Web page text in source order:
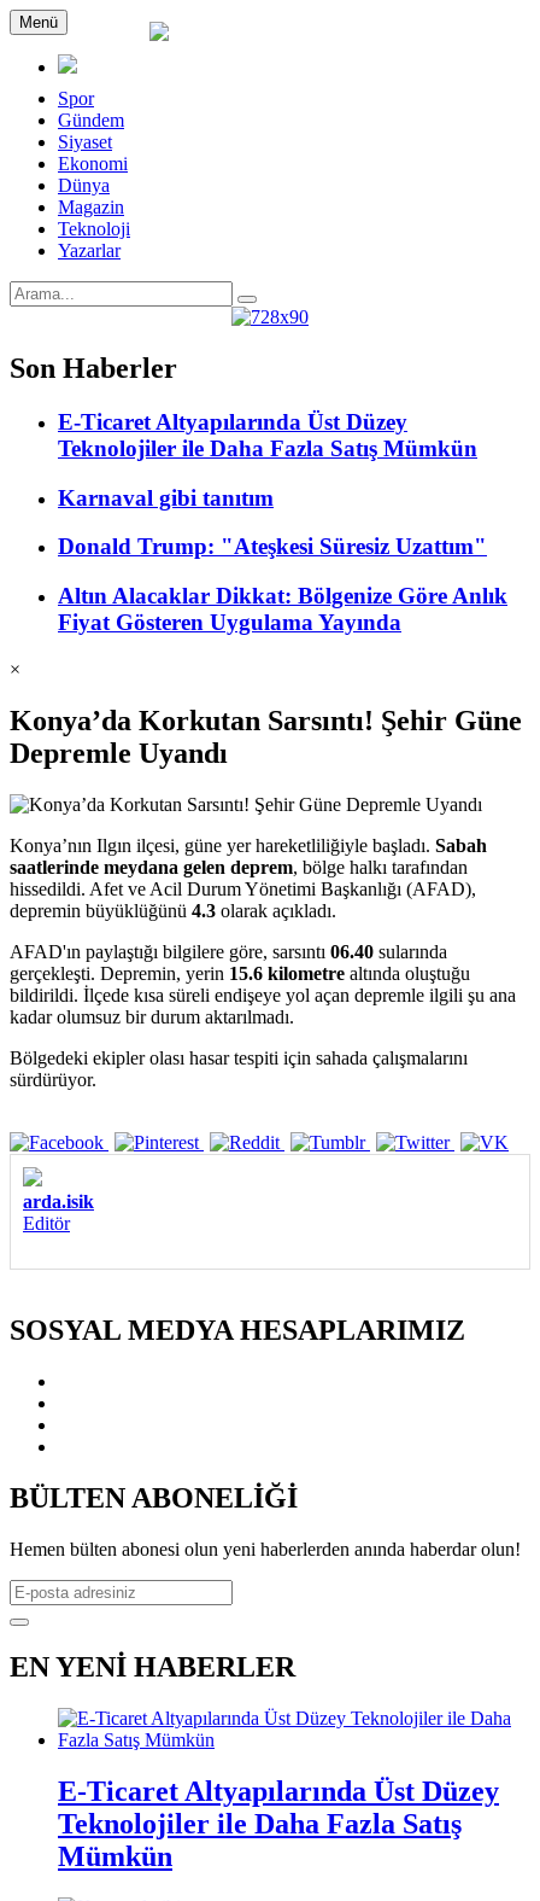
Menü
Spor
Gündem
Siyaset
Ekonomi
Dünya
Magazin
Teknoloji
Yazarlar
Son Haberler
E-Ticaret Altyapılarında Üst Düzey
Teknolojiler ile Daha Fazla Satış Mümkün
Karnaval gibi tanıtım
Donald Trump: "Ateşkesi Süresiz Uzattım"
Altın Alacaklar Dikkat: Bölgenize Göre Anlık
Fiyat Gösteren Uygulama Yayında
×
Konya’da Korkutan Sarsıntı! Şehir Güne
Depremle Uyandı
Konya’nın Ilgın ilçesi, güne yer hareketliliğiyle başladı. Sabah
saatlerinde meydana gelen deprem, bölge halkı tarafından
hissedildi. Afet ve Acil Durum Yönetimi Başkanlığı (AFAD),
depremin büyüklüğünü 4.3 olarak açıkladı.
AFAD'ın paylaştığı bilgilere göre, sarsıntı 06.40 sularında
gerçekleşti. Depremin, yerin 15.6 kilometre altında oluştuğu
bildirildi. İlçede kısa süreli endişeye yol açan depremle ilgili şu ana
kadar olumsuz bir durum aktarılmadı.
Bölgedeki ekipler olası hasar tespiti için sahada çalışmalarını
sürdürüyor.
arda.isik
Editör
SOSYAL MEDYA HESAPLARIMIZ
BÜLTEN ABONELİĞİ
Hemen bülten abonesi olun yeni haberlerden anında haberdar olun!
EN YENİ HABERLER
E-Ticaret Altyapılarında Üst Düzey
Teknolojiler ile Daha Fazla Satış
Mümkün